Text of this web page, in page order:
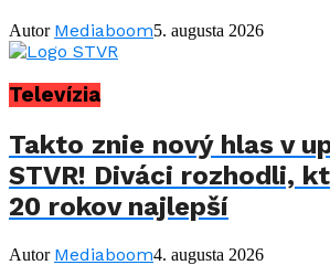
Autor Mediaboom5. augusta 2026
Televízia
Takto znie nový hlas v
STVR! Diváci rozhodli,
20 rokov najlepší
Autor Mediaboom4. augusta 2026